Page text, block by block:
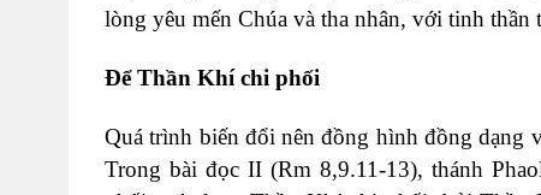
lòng yêu mến Chúa và tha nhân, với tinh
Để Thần Khí chi phối
Quá trình biến đổi nên đồng hình đồng dạng
Trong bài đọc II (Rm 8,9.11-13), thánh